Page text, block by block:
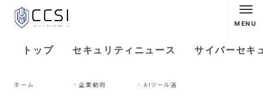
MENU
トップ セキュリティニュース サイバーセキ
ホーム 企業動向